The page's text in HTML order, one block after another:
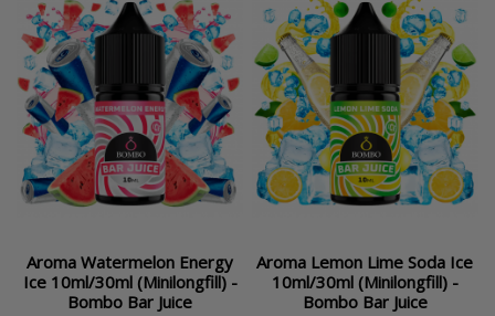
Aroma Watermelon Energy
Ice 10ml/30ml (Minilongfill) -
Bombo Bar Juice
Aroma Lemon Lime Soda Ice
10ml/30ml (Minilongfill) -
Bombo Bar Juice